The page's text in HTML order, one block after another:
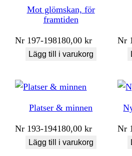
Mot glömskan, för
framtiden
Nr 197-198180,00kr
Lägg till i varukorg
Nr
Platser & minnen
Nr 193-194180,00kr
Lägg till i varukorg
Nr